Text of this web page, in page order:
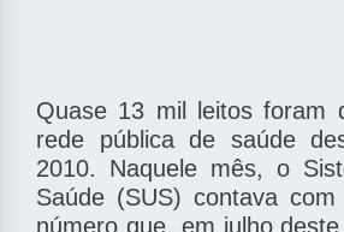
Quase 13 mil leitos foram
rede pública de saúde
2010. Naquele mês, o
Saúde (SUS) contava
número que, em julho